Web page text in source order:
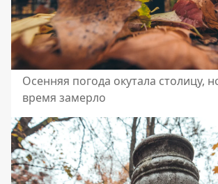
Осенняя погода окутала столицу,
время замерло